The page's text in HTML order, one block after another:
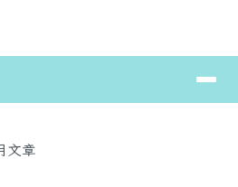
訊網
⏸
文章